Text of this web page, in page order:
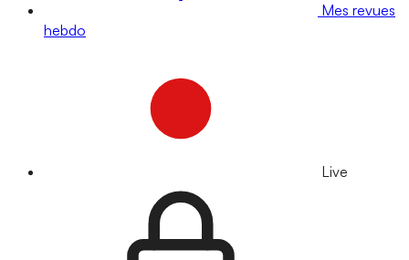
Mes revues
hebdo
Live